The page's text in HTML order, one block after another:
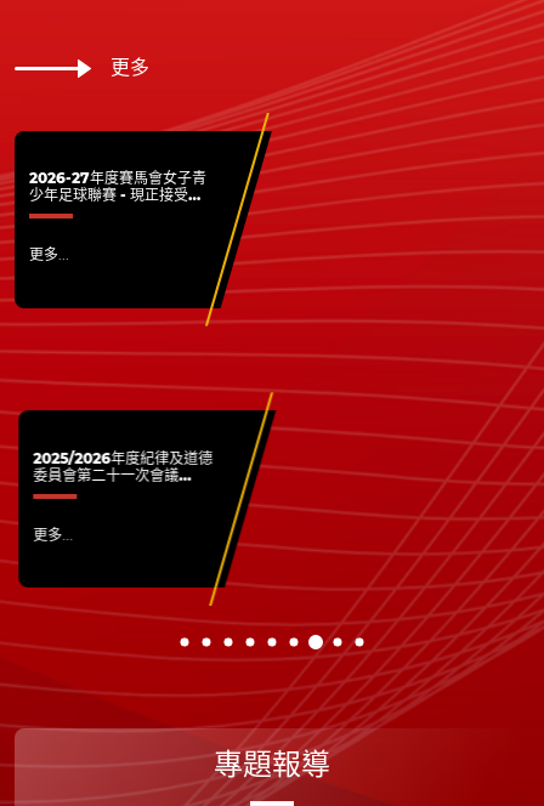
更多
2026-27年度賽馬會女子青
少年足球聯賽 - 現正接受各
屬會報名
更多...
2025/2026年度紀律及道德
委員會第二十一次會議
(20260706)
更多...
專題報導